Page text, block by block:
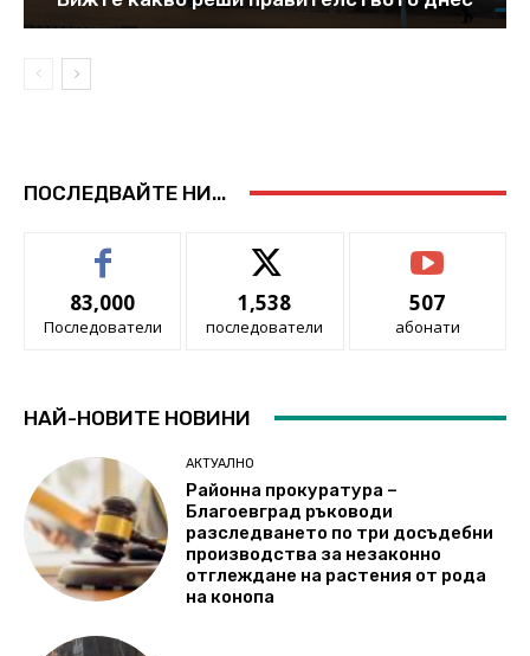
ПОСЛЕДВАЙТЕ НИ...
83,000
Последователи
1,538
последователи
507
абонати
НАЙ-НОВИТЕ НОВИНИ
АКТУАЛНО
Районна прокуратура –
Благоевград ръководи
разследването по три досъдебни
производства за незаконно
отглеждане на растения от рода
на конопа